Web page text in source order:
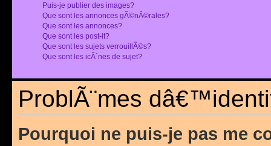
Puis-je publier des images?
Que sont les annonces gÃ©nÃ©rales?
Que sont les annonces?
Que sont les post-it?
Que sont les sujets verrouillÃ©s?
Que sont les icÃ´nes de sujet?
ProblÃ¨mes
Pourquoi ne puis-je pas me